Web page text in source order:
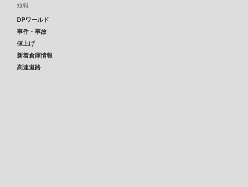
短報
DPワールド
事件・事故
値上げ
新着倉庫情報
高速道路